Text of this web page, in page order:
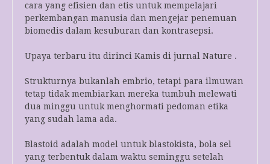
cara yang efisien dan etis untuk mempelajari
perkembangan manusia dan mengejar penemuan
biomedis dalam kesuburan dan kontrasepsi.
Upaya terbaru itu dirinci Kamis di jurnal Nature .
Strukturnya bukanlah embrio, tetapi para ilmuwan
tetap tidak membiarkan mereka tumbuh melewati
dua minggu untuk menghormati pedoman etika
yang sudah lama ada.
Blastoid adalah model untuk blastokista, bola sel
yang terbentuk dalam waktu seminggu setelah